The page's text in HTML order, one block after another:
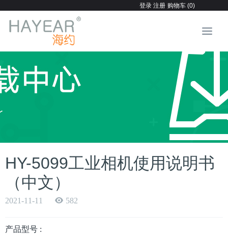
登录 注册 购物车 (0)
HY-5099工业相机使用说明书
（中文）
2021-11-11 582
产品型号 :